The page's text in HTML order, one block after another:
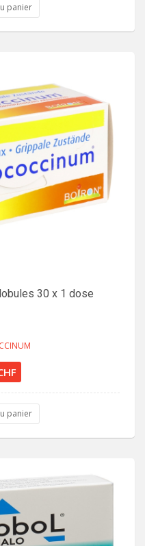
panier
30 x 1 dose
panier